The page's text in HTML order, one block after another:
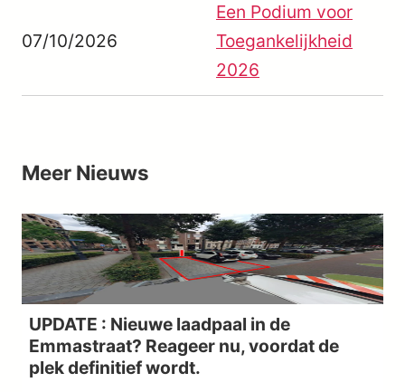
07/10/2026
Een Podium voor
Toegankelijkheid
2026
Meer Nieuws
UPDATE : Nieuwe laadpaal in de
Emmastraat? Reageer nu, voordat de
plek definitief wordt.